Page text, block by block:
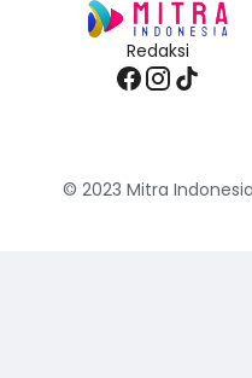
Redaksi
© 2023 Mitra Indonesia